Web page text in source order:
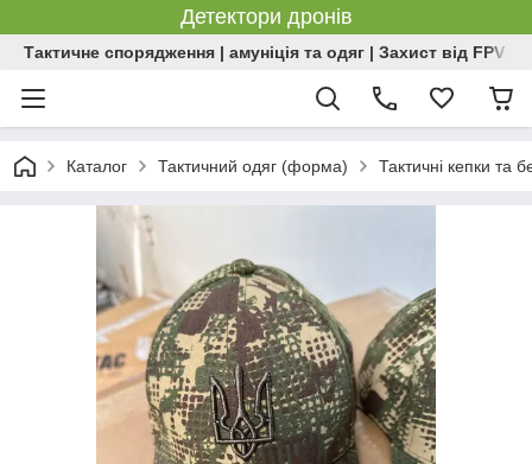
Детектори дронів
Тактичне спорядження | амуніція та одяг | Захист від FPV |
Каталог Тактичний одяг (форма) Тактичні кепки та